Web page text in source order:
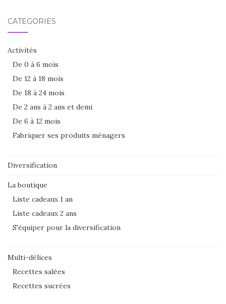
CATÉGORIES
Activités
De 0 à 6 mois
De 12 à 18 mois
De 18 à 24 mois
De 2 ans à 2 ans et demi
De 6 à 12 mois
Fabriquer ses produits ménagers
Diversification
La boutique
Liste cadeaux 1 an
Liste cadeaux 2 ans
S'équiper pour la diversification
Multi-délices
Recettes salées
Recettes sucrées